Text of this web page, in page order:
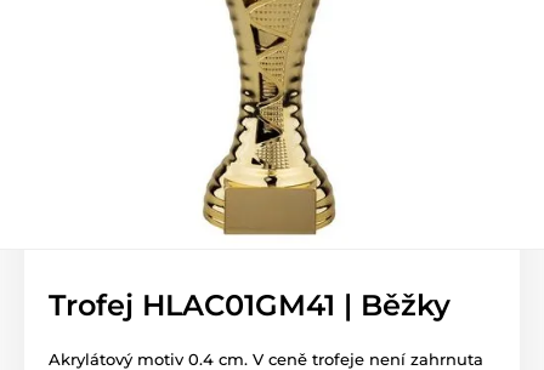
Trofej HLAC01GM41 | Běžky
Akrylátový motiv 0.4 cm. V ceně trofeje není zahrnuta